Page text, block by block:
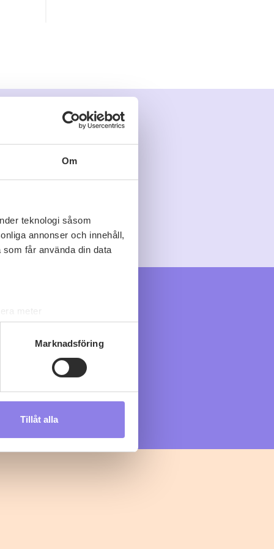
Om
teknologi såsom
annonser och innehåll,
får använda din data
meter
. Du kan ändra
kombinera informationen
Marknadsföring
Tillåt alla